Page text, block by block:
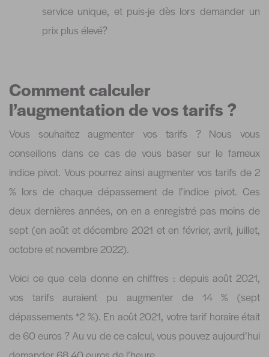
service unique, et puis-je dès lors demander un
prix plus élevé?
Comment calculer
l’augmentation de vos tarifs ?
Vous souhaitez augmenter vos tarifs ? Nous vous
conseillons dans ce cas de vous baser sur le fameux
indice pivot. Vous pourrez ainsi augmenter vos tarifs de 2
% lors de chaque dépassement de l’indice pivot. Ces
deux dernières années, on en a enregistré pas moins de
sept (en août et décembre 2021 et en février, avril, juillet,
octobre et novembre 2022).
Voici ce que cela donne en chiffres : depuis août 2021,
vos tarifs auraient pu augmenter de 14 % (sept
dépassements *2 %). En août 2021, votre tarif horaire était
de 60 euros ? Au vu de ce calcul, vous pouvez aujourd’hui